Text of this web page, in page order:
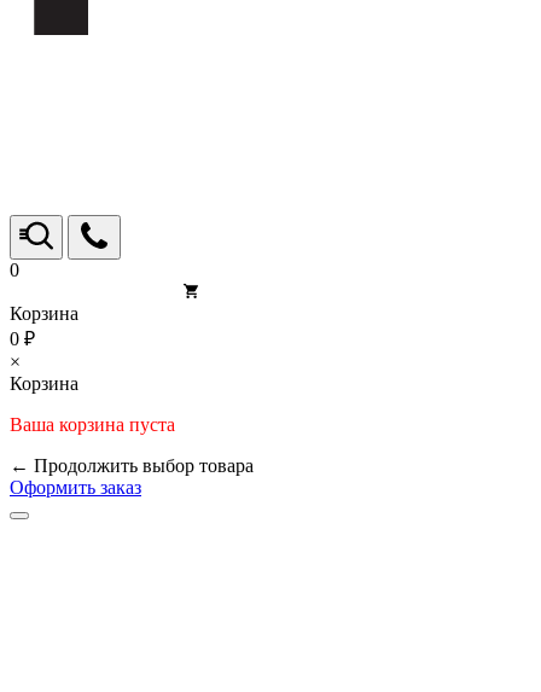
0
Корзина
0 ₽
×
Корзина
Ваша корзина пуста
← Продолжить выбор товара
Оформить заказ